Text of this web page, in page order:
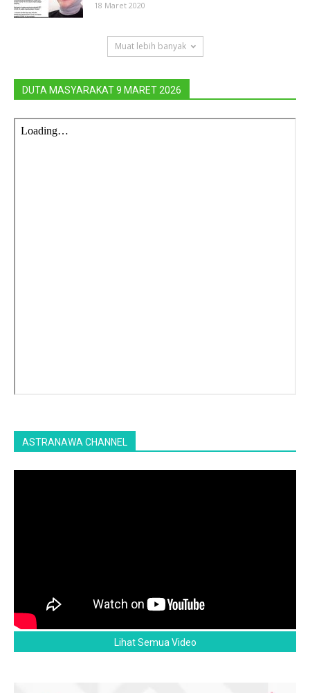
18 Maret 2020
Muat lebih banyak
DUTA MASYARAKAT 9 MARET 2026
ASTRANAWA CHANNEL
Lihat Semua Video